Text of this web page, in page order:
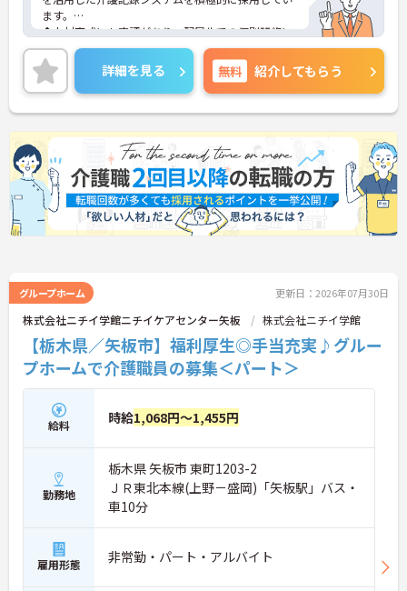
ます。
◆人材育成にも定評があり、配属先での個別研修に
加え、本部主導の集合研修やeラーニングシステムな
ど、未経験からでも着実にスキルアップできる教育
体制が整っています
◆育児・介護支援制度も充実しており、育児休暇取
得推進や、学習・健康・食事などに使える独自の福
利厚生ポイント付与など、職員の生活全般を支える
手厚い福利厚生制度を用意しています。
詳細を見る 無料 紹介してもらう
グループホーム 更新日：2026年07月30日
株式会社ニチイ学館ニチイケアセンター矢板 株式会社ニチイ学館
【栃木県／矢板市】福利厚生◎手当充実♪グルー
プホームで介護職員の募集＜パート＞
給料 時給1,068円～1,455円
勤務地
栃木県 矢板市 東町1203-2
ＪＲ東北本線(上野－盛岡)「矢板駅」バス・
車10分
雇用形態 非常勤・パート・アルバイト